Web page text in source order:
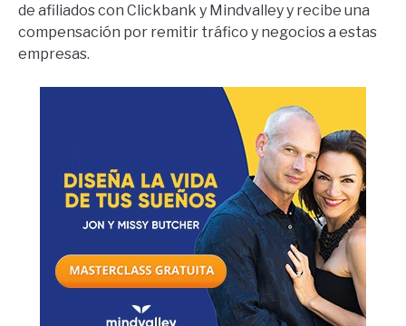
de afiliados con Clickbank y Mindvalley y recibe una
compensación por remitir tráfico y negocios a estas
empresas.